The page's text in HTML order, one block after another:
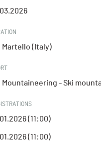
Martello (Italy)
Mountaineering - Ski
(11:00)
(11:00)